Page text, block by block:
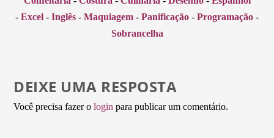
- Excel - Inglês - Maquiagem - Panificação - Programação -
Sobrancelha
DEIXE UMA RESPOSTA
Você precisa fazer ologin para publicar um comentário.